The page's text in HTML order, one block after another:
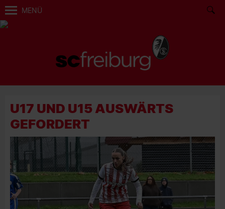
MENÜ
U17 UND U15 AUSWÄRTS
GEFORDERT